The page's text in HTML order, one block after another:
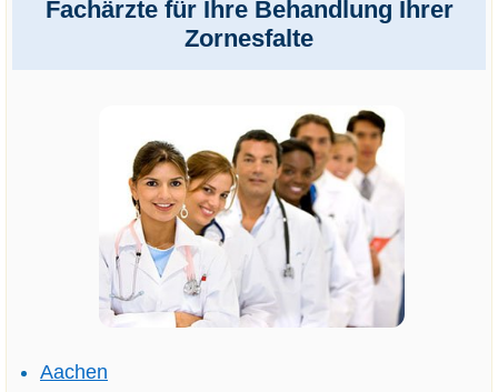
Fachärzte für Ihre Behandlung Ihrer
Zornesfalte
Aachen